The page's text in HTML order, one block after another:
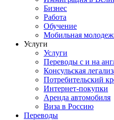
Бизнес
Работа
Обучение
Мобильная
Услуги
Услуги
Переводы с и на
Консульская
Потребительский
Интернет-покупки
Аренда автомобиля
Виза в Россию
Переводы